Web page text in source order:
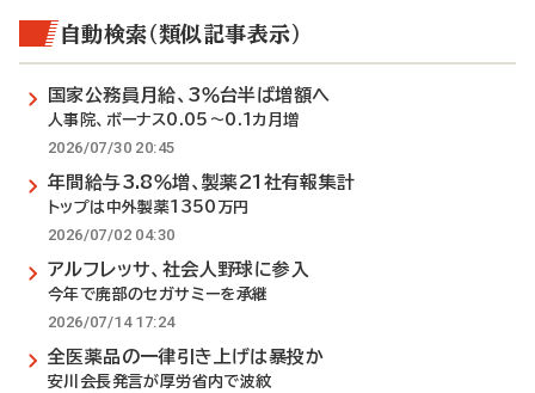
自動検索（類似記事表示）
国家公務員月給、3％台半ば増額へ
人事院、ボーナス0.05～0.1カ月増
2026/07/30 20:45
年間給与3.8％増、製薬21社有報集計
トップは中外製薬1350万円
2026/07/02 04:30
アルフレッサ、社会人野球に参入
今年で廃部のセガサミーを承継
2026/07/14 17:24
全医薬品の一律引き上げは暴投か
安川会長発言が厚労省内で波紋